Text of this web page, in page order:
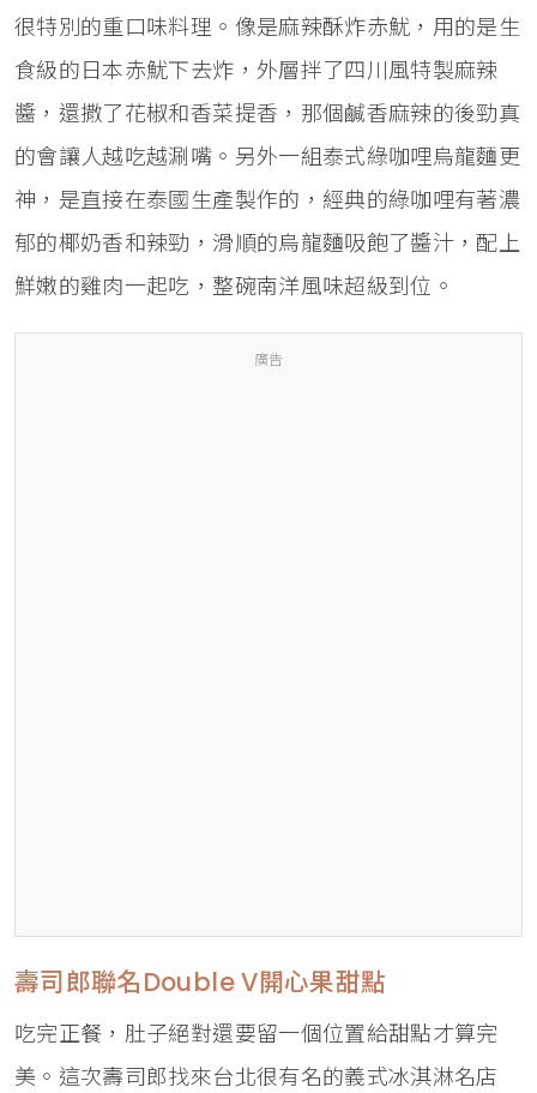
很特別的重口味料理。像是麻辣酥炸赤魷，用的是生
食級的日本赤魷下去炸，外層拌了四川風特製麻辣
醬，還撒了花椒和香菜提香，那個鹹香麻辣的後勁真
的會讓人越吃越涮嘴。另外一組泰式綠咖哩烏龍麵更
神，是直接在泰國生產製作的，經典的綠咖哩有著濃
郁的椰奶香和辣勁，滑順的烏龍麵吸飽了醬汁，配上
鮮嫩的雞肉一起吃，整碗南洋風味超級到位。
廣告
壽司郎聯名Double V開心果甜點
吃完正餐，肚子絕對還要留一個位置給甜點才算完
美。這次壽司郎找來台北很有名的義式冰淇淋名店